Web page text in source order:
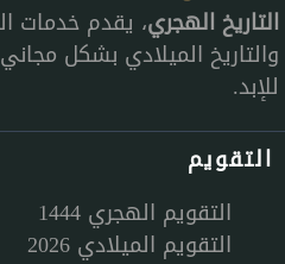
التاريخ الهجري، يقدم خدمات
والتاريخ الميلادي بشكل
للإبد.
التقويم
التقويم الهجري 1444
التقويم الميلادي 2026